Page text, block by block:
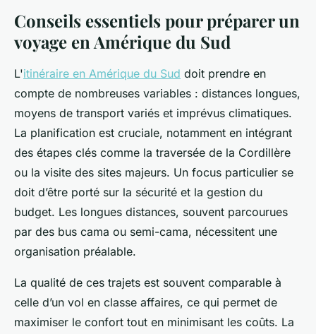
Conseils essentiels pour préparer un
voyage en Amérique du Sud
L'itinéraire en Amérique du Sud doit prendre en
compte de nombreuses variables : distances longues,
moyens de transport variés et imprévus climatiques.
La planification est cruciale, notamment en intégrant
des étapes clés comme la traversée de la Cordillère
ou la visite des sites majeurs. Un focus particulier se
doit d’être porté sur la sécurité et la gestion du
budget. Les longues distances, souvent parcourues
par des bus cama ou semi-cama, nécessitent une
organisation préalable.
La qualité de ces trajets est souvent comparable à
celle d’un vol en classe affaires, ce qui permet de
maximiser le confort tout en minimisant les coûts. La